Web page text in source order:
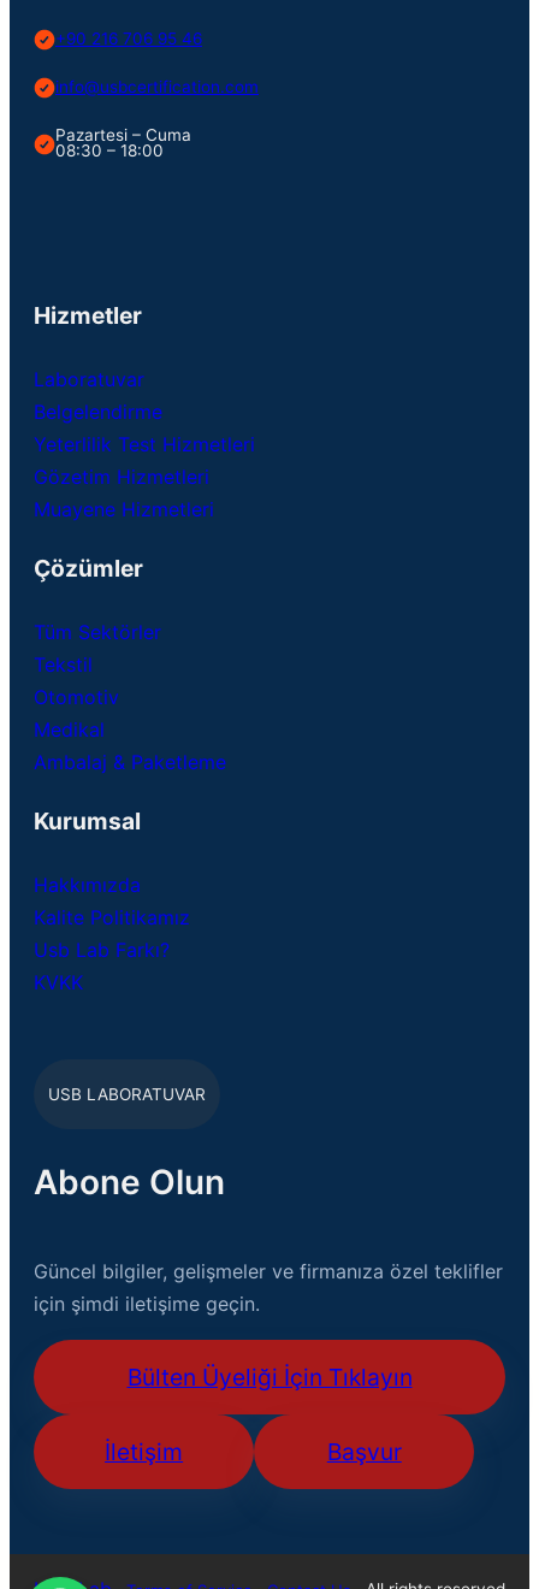
+90 216 706 95 46
info@usbcertification.com
Pazartesi – Cuma
08:30 – 18:00
Hizmetler
Laboratuvar
Belgelendirme
Yeterlilik Test Hizmetleri
Gözetim Hizmetleri
Muayene Hizmetleri
Çözümler
Tüm Sektörler
Tekstil
Otomotiv
Medikal
Ambalaj & Paketleme
Kurumsal
Hakkımızda
Kalite Politikamız
Usb Lab Farkı?
KVKK
USB LABORATUVAR
Abone Olun
Güncel bilgiler, gelişmeler ve firmanıza özel teklifler
için şimdi iletişime geçin.
Bülten Üyeliği İçin Tıklayın
İletişim Başvur